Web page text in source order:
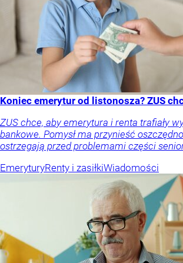
Koniec emerytur od listonosza? ZUS
ZUS chce, aby emerytura i renta trafiały
bankowe. Pomysł ma przynieść
ostrzegają przed problemami części
EmeryturyRenty i zasiłkiWiadomości